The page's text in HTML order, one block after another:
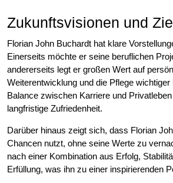
Zukunftsvisionen und
Florian John Buchardt hat klare
Einerseits möchte er seine beruflichen
andererseits legt er großen Wert auf
Weiterentwicklung und die Pflege
Balance zwischen Karriere und
langfristige Zufriedenheit.
Darüber hinaus zeigt sich, dass Florian
Chancen nutzt, ohne seine Werte zu
nach einer Kombination aus Erfolg,
Erfüllung, was ihn zu einer inspirierenden